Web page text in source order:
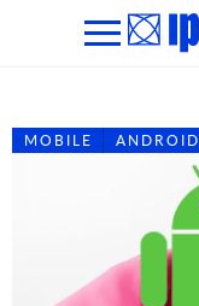
MOBILE ANDROID